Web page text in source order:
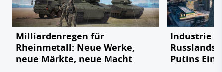
Milliardenregen für
Rheinmetall: Neue Werke,
neue Märkte, neue Macht
Industrie
Russlands
Putins